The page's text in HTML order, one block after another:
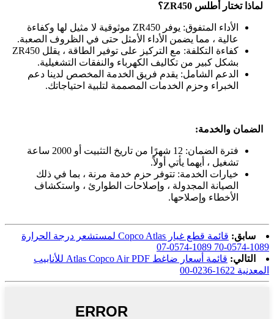
لماذا تختار أطلس ZR450؟
الأداء المتفوق: يوفر ZR450 موثوقية لا مثيل لها وكفاءة
عالية ، مما يضمن الأداء الأمثل حتى في الظروف الصعبة.
كفاءة التكلفة: مع التركيز على توفير الطاقة ، يقلل ZR450
بشكل كبير من تكاليف الكهرباء والنفقات التشغيلية.
الدعم الشامل: يقدم فريق الخدمة المخصص لدينا دعم
الخبراء وحزم الخدمات المصممة لتلبية احتياجاتك.
الضمان والخدمة:
فترة الضمان: 12 شهرًا من تاريخ التثبيت أو 2000 ساعة
تشغيل ، أيهما يأتي أولاً.
خيارات الخدمة: تتوفر حزم خدمة مرنة ، بما في ذلك
الصيانة المجدولة ، وإصلاحات الطوارئ ، واستكشاف
الأخطاء وإصلاحها.
سابق:
قائمة قطع غيار Copco Atlas لمستشعر درجة الحرارة
1089-0574-70 1089-0574-07
التالي:
قائمة أسعار ضاغط Atlas Copco Air PDF للأنابيب
المعدنية 1622-0236-00